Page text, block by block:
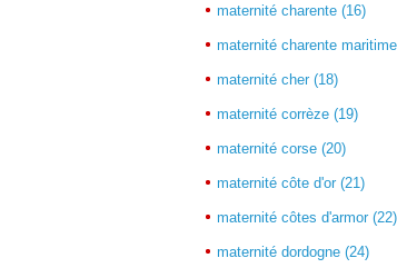
maternité charente (16)
maternité charente
maternité cher (18)
maternité corrèze (19)
maternité corse (20)
maternité côte d'or (21)
maternité côtes d'armor (22)
maternité dordogne (24)